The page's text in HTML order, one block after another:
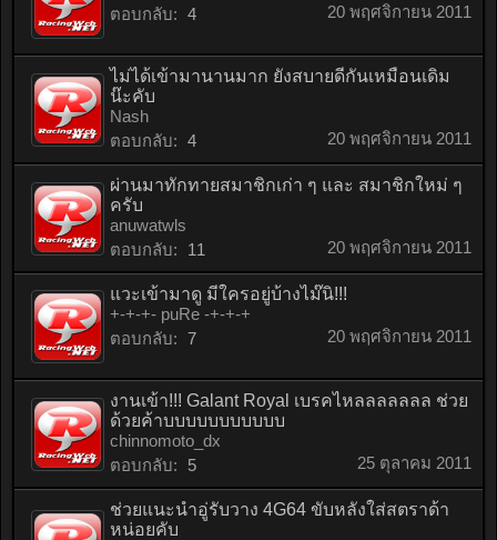
ตอบกลับ: 4 20 พฤศจิกายน 2011
ไม่ได้เข้ามานานมาก ยังสบายดีกันเหมือนเดิม
น๊ะคับ
Nash
ตอบกลับ: 4 20 พฤศจิกายน 2011
ผ่านมาทักทายสมาชิกเก่า ๆ และ สมาชิกใหม่ ๆ
ครับ
anuwatwls
ตอบกลับ:
11 20 พฤศจิกายน 2011
แวะเข้ามาดู มีใครอยู่บ้างไม๊นิ!!!
+-+-+- puRe -+-+-+
ตอบกลับ: 7 20 พฤศจิกายน 2011
งานเข้า!!! Galant Royal เบรคไหลลลลลลล ช่วย
ด้วยค้าบบบบบบบบบบบ
chinnomoto_dx
ตอบกลับ:
5 25 ตุลาคม 2011
ช่วยแนะนำอู่รับวาง 4G64 ขับหลังใส่สตราด้า
หน่อยคับ